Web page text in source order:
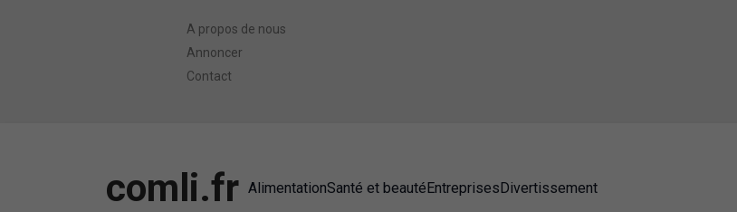
A propos de nous
Annoncer
Contact
comli.fr AlimentationSanté et beautéEntreprisesDivertissement